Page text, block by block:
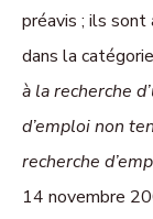
préavis ; ils sont
dans la
à la recherche
d’emploi non
recherche
14 novembre